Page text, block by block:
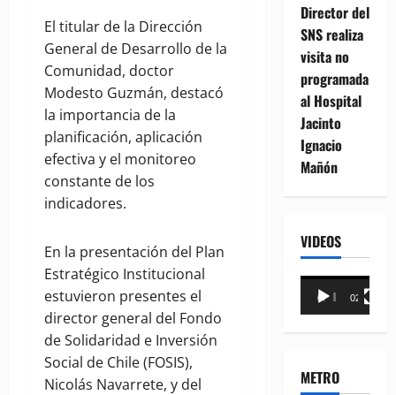
El titular de la Dirección
General de Desarrollo de la
Comunidad, doctor
Modesto Guzmán, destacó
la importancia de la
planificación, aplicación
efectiva y el monitoreo
constante de los
indicadores.
En la presentación del Plan
Estratégico Institucional
estuvieron presentes el
director general del Fondo
de Solidaridad e Inversión
Social de Chile (FOSIS),
Nicolás Navarrete, y del
Director del
SNS realiza
visita no
programada
al Hospital
Jacinto
Ignacio
Mañón
VIDEOS
Reproductor
00:00 02:18
METRO